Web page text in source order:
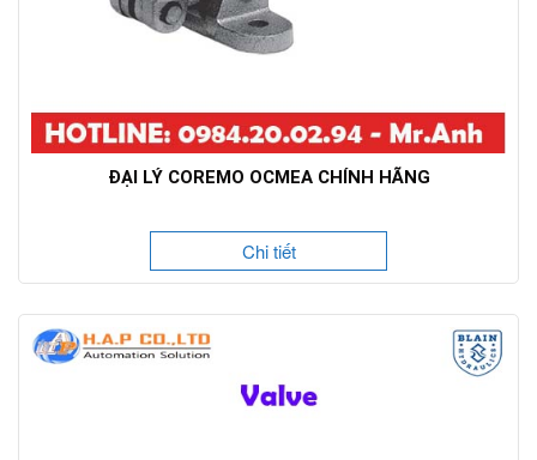
ĐẠI LÝ COREMO OCMEA CHÍNH HÃNG
Chi tiết